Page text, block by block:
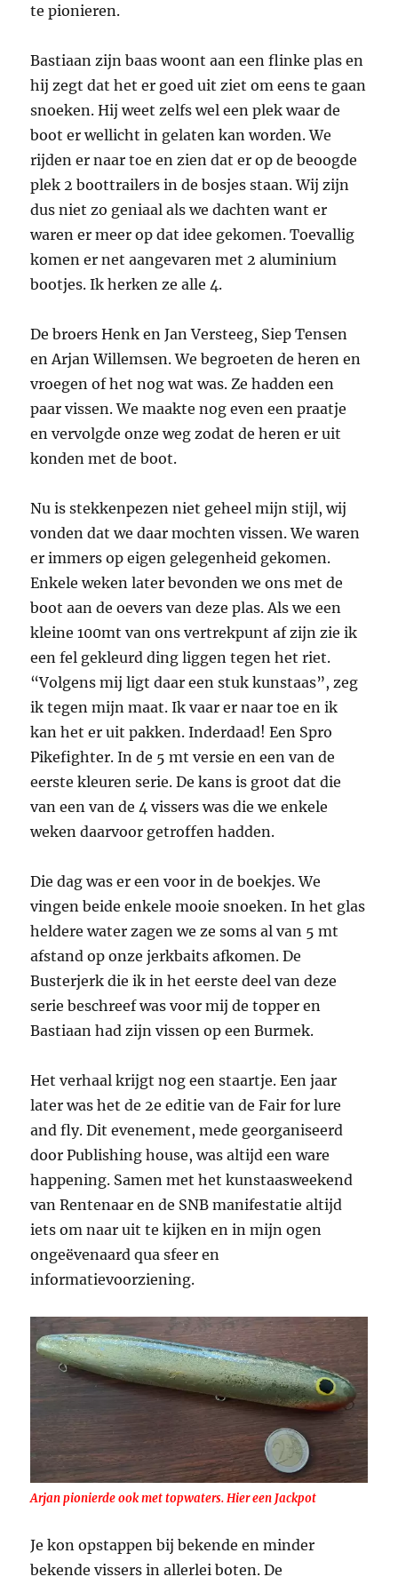
te pionieren.
Bastiaan zijn baas woont aan een flinke plas en
hij zegt dat het er goed uit ziet om eens te gaan
snoeken. Hij weet zelfs wel een plek waar de
boot er wellicht in gelaten kan worden. We
rijden er naar toe en zien dat er op de beoogde
plek 2 boottrailers in de bosjes staan. Wij zijn
dus niet zo geniaal als we dachten want er
waren er meer op dat idee gekomen. Toevallig
komen er net aangevaren met 2 aluminium
bootjes. Ik herken ze alle 4.
De broers Henk en Jan Versteeg, Siep Tensen
en Arjan Willemsen. We begroeten de heren en
vroegen of het nog wat was. Ze hadden een
paar vissen. We maakte nog even een praatje
en vervolgde onze weg zodat de heren er uit
konden met de boot.
Nu is stekkenpezen niet geheel mijn stijl, wij
vonden dat we daar mochten vissen. We waren
er immers op eigen gelegenheid gekomen.
Enkele weken later bevonden we ons met de
boot aan de oevers van deze plas. Als we een
kleine 100mt van ons vertrekpunt af zijn zie ik
een fel gekleurd ding liggen tegen het riet.
“Volgens mij ligt daar een stuk kunstaas”, zeg
ik tegen mijn maat. Ik vaar er naar toe en ik
kan het er uit pakken. Inderdaad! Een Spro
Pikefighter. In de 5 mt versie en een van de
eerste kleuren serie. De kans is groot dat die
van een van de 4 vissers was die we enkele
weken daarvoor getroffen hadden.
Die dag was er een voor in de boekjes. We
vingen beide enkele mooie snoeken. In het glas
heldere water zagen we ze soms al van 5 mt
afstand op onze jerkbaits afkomen. De
Busterjerk die ik in het eerste deel van deze
serie beschreef was voor mij de topper en
Bastiaan had zijn vissen op een Burmek.
Het verhaal krijgt nog een staartje. Een jaar
later was het de 2e editie van de Fair for lure
and fly. Dit evenement, mede georganiseerd
door Publishing house, was altijd een ware
happening. Samen met het kunstaasweekend
van Rentenaar en de SNB manifestatie altijd
iets om naar uit te kijken en in mijn ogen
ongeëvenaard qua sfeer en
informatievoorziening.
Arjan pionierde ook met topwaters. Hier een Jackpot
Je kon opstappen bij bekende en minder
bekende vissers in allerlei boten. De